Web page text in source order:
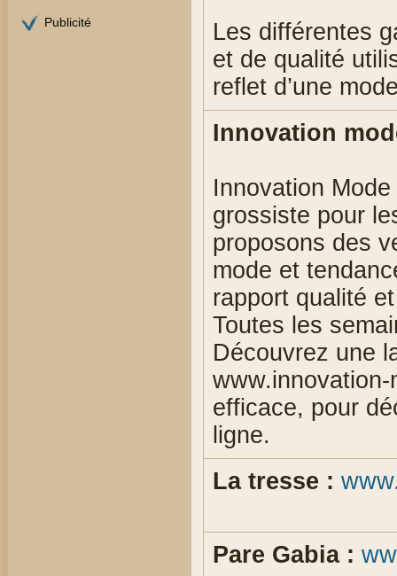
Publicité
Les différentes
et de qualité
reflet d’une
Innovation
Innovation
grossiste pour
proposons des
mode et
rapport qualité
Toutes les
Découvrez une
efficace, pour
ligne.
La tresse :
Pare Gabia :